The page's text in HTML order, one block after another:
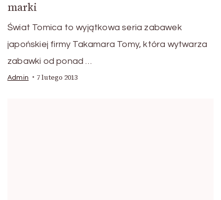
marki
Świat Tomica to wyjątkowa seria zabawek
japońskiej firmy Takamara Tomy, która wytwarza
zabawki od ponad …
Admin 7 lutego 2013